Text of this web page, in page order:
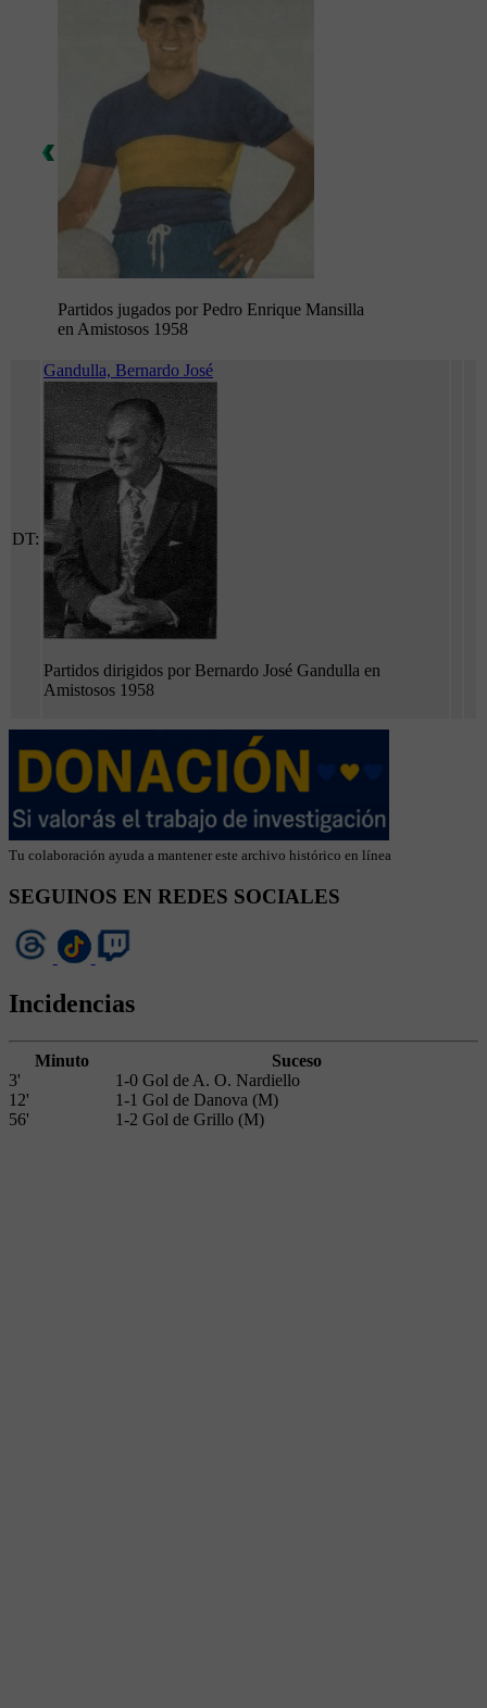
Partidos jugados por Pedro Enrique Mansilla
en Amistosos 1958
DT:
Gandulla, Bernardo José
Partidos dirigidos por Bernardo José Gandulla en
Amistosos 1958
Tu colaboración ayuda a mantener este archivo histórico en línea
SEGUINOS EN REDES SOCIALES
Incidencias
Minuto
Suceso
3'
1-0 Gol de A. O. Nardiello
12'
1-1 Gol de Danova (M)
56'
1-2 Gol de Grillo (M)